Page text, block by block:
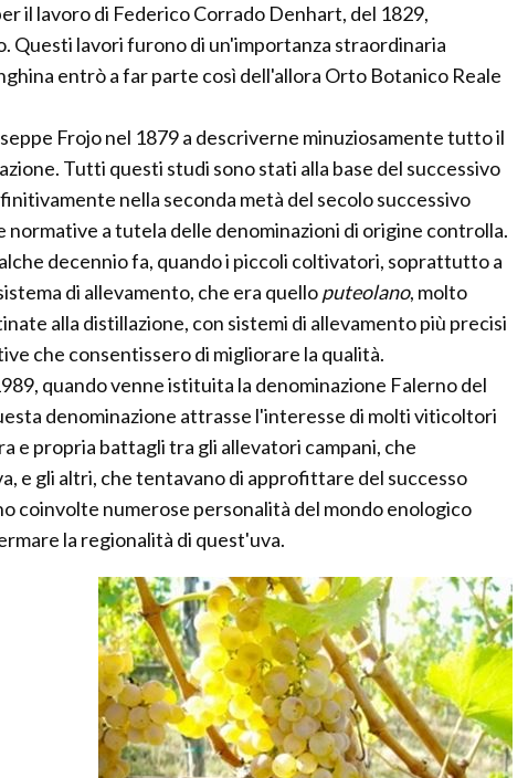
il lavoro di Federico Corrado Denhart, del 1829,
Questi lavori furono di un'importanza straordinaria
entrò a far parte così dell'allora Orto Botanico Reale
Frojo nel 1879 a descriverne minuziosamente tutto il
Tutti questi studi sono stati alla base del successivo
nella seconda metà del secolo successivo
normative a tutela delle denominazioni di origine controlla.
decennio fa, quando i piccoli coltivatori, soprattutto a
di allevamento, che era quelloputeolano, molto
alla distillazione, con sistemi di allevamento più precisi
che consentissero di migliorare la qualità.
quando venne istituita la denominazione Falerno del
denominazione attrasse l'interesse di molti viticoltori
e propria battagli tra gli allevatori campani, che
e gli altri, che tentavano di approfittare del successo
coinvolte numerose personalità del mondo enologico
la regionalità di quest'uva.